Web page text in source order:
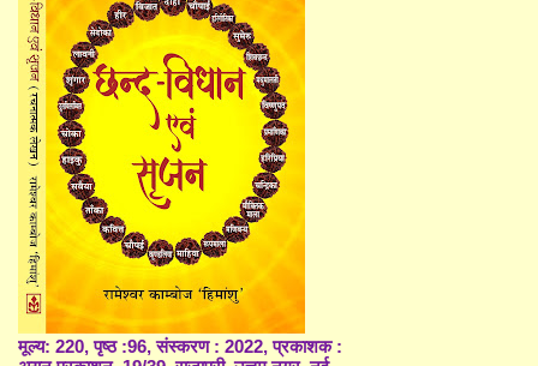
मूल्य: 220, पृष्ठ :96, संस्करण : 2022, प्रकाशक :